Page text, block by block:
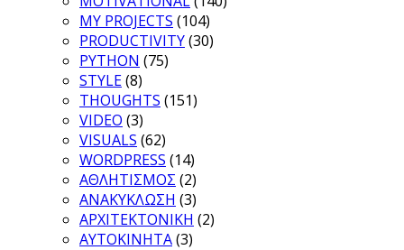
MY PROJECTS (104)
PRODUCTIVITY(30)
PYTHON (75)
STYLE(8)
THOUGHTS (151)
VIDEO (3)
VISUALS (62)
WORDPRESS (14)
ΑΘΛΗΤΙΣΜΟΣ (2)
ΑΝΑΚΥΚΛΩΣΗ (3)
ΑΡΧΙΤΕΚΤΟΝΙΚΗ (2)
ΑΥΤΟΚΙΝΗΤΑ(3)